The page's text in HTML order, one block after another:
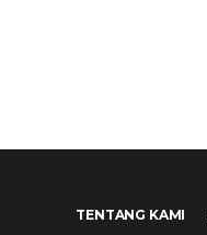
TENTANG KAMI